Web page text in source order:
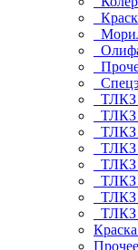
ТЛКЗ
ТЛКЗ
ТЛКЗ
ТЛКЗ
ТЛКЗ
ТЛКЗ
ТЛКЗ
ТЛКЗ
Прочее